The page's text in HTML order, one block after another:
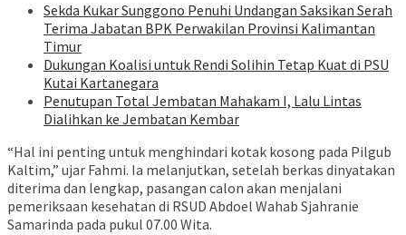
Sekda Kukar Sunggono Penuhi Undangan Saksikan Serah
Terima Jabatan BPK Perwakilan Provinsi Kalimantan
Timur
Dukungan Koalisi untuk Rendi Solihin Tetap Kuat di PSU
Kutai Kartanegara
Penutupan Total Jembatan Mahakam I, Lalu Lintas
Dialihkan ke Jembatan Kembar
“Hal ini penting untuk menghindari kotak kosong pada Pilgub
Kaltim,” ujar Fahmi. Ia melanjutkan, setelah berkas dinyatakan
diterima dan lengkap, pasangan calon akan menjalani
pemeriksaan kesehatan di RSUD Abdoel Wahab Sjahranie
Samarinda pada pukul 07.00 Wita.